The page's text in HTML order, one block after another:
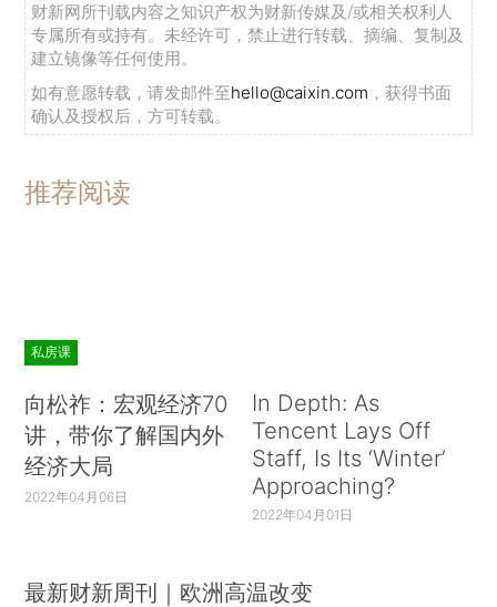
财新网所刊载内容之知识产权为财新传媒及/或相关权利人
专属所有或持有。未经许可，禁止进行转载、摘编、复制及
建立镜像等任何使用。
如有意愿转载，请发邮件至hello@caixin.com ，获得书面
确认及授权后，方可转载。
推荐阅读
私房课
向松祚：宏观经济70
讲，带你了解国内外
经济大局
2022年04月06日
In Depth: As
Tencent Lays Off
Staff, Is Its ‘Winter’
Approaching?
2022年04月01日
最新财新周刊｜欧洲高温改变